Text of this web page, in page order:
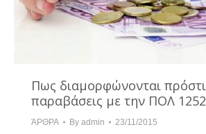
Πως διαμορφώνονται
παραβάσεις με την ΠΟΛ
ΆΡΘΡΑ By admin 23/11/2015